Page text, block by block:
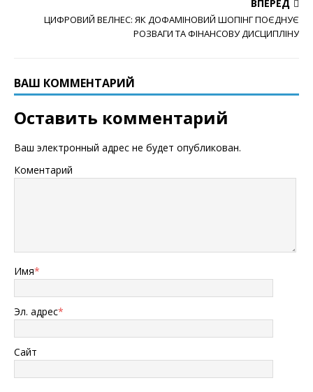
ВПЕРЁД
ЦИФРОВИЙ ВЕЛНЕС: ЯК ДОФАМІНОВИЙ ШОПІНГ ПОЄДНУЄ
РОЗВАГИ ТА ФІНАНСОВУ ДИСЦИПЛІНУ
ВАШ КОММЕНТАРИЙ
Оставить комментарий
Ваш электронный адрес не будет опубликован.
Коментарий
Имя*
Эл. адрес*
Сайт